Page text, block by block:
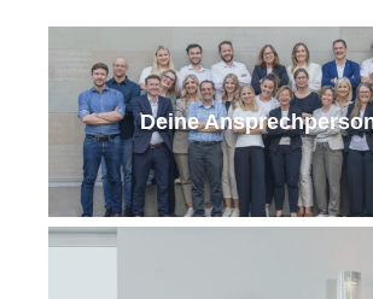
Deine